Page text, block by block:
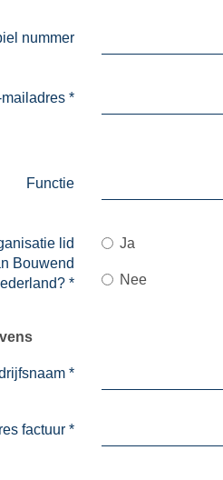
nummer
mailadres *
Functie
lid
Bouwend
*
Ja
Nee
*
factuur *